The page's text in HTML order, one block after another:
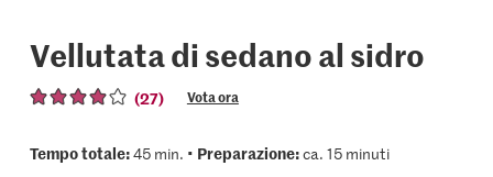
Vellutata di sedano al sidro
(27) Vota ora
Tempo totale:45 min. • Preparazione:ca. 15 minuti